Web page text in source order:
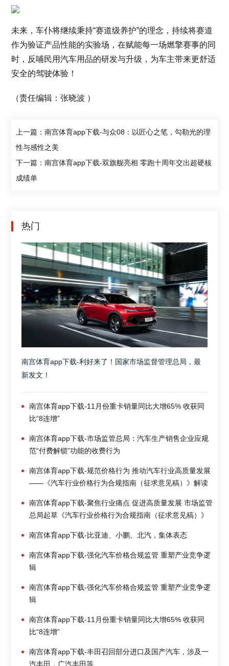
未来，车仆将继续秉持“赛道级养护”的理念，持续将赛道
作为验证产品性能的实验场，在赋能每一场燃擎赛事的同
时，反哺民用汽车用品的研发与升级，为车主带来更舒适
安全的驾驶体验！
（责任编辑：张晓波 ）
上一篇：南宫体育app下载-与众08：以匠心之笔，勾勒光的理
性与感性之美
下一篇：南宫体育app下载-双旗舰亮相 零跑十周年交出超硬核
成绩单
热门
南宫体育app下载-利好来了！国家市场监督管理总局，最
新发文！
南宫体育app下载-11月份重卡销量同比大增65% 收获同
比“8连增”
南宫体育app下载-市场监管总局：汽车生产销售企业应规
范“付费解锁”功能的收费行为
南宫体育app下载-规范价格行为 推动汽车行业高质量发展
——《汽车行业价格行为合规指南（征求意见稿）》解读
南宫体育app下载-聚焦行业痛点 促进高质量发展 市场监管
总局起草《汽车行业价格行为合规指南（征求意见稿）》
南宫体育app下载-比亚迪、小鹏、北汽，集体表态
南宫体育app下载-强化汽车价格合规监管 重塑产业竞争逻
辑
南宫体育app下载-强化汽车价格合规监管 重塑产业竞争逻
辑
南宫体育app下载-11月份重卡销量同比大增65% 收获同
比“8连增”
南宫体育app下载-丰田召回部分进口及国产汽车，涉及一
汽丰田，广汽丰田等